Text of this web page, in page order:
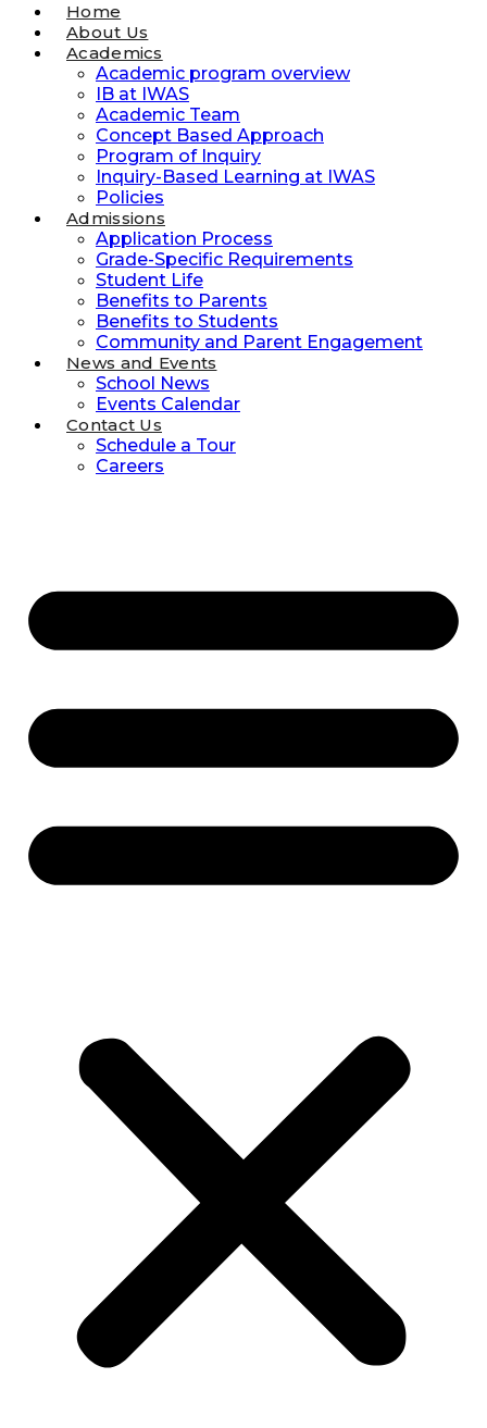
Home
About Us
Academics
Academic program overview
IB at IWAS
Academic Team
Concept Based Approach
Program of Inquiry
Inquiry-Based Learning at IWAS
Policies
Admissions
Application Process
Grade-Specific Requirements
Student Life
Benefits to Parents
Benefits to Students
Community and Parent Engagement
News and Events
School News
Events Calendar
Contact Us
Schedule a Tour
Careers